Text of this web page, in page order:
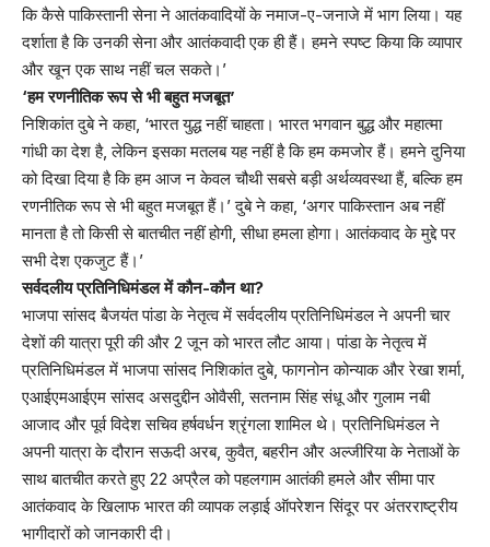
कि कैसे पाकिस्तानी सेना ने आतंकवादियों के नमाज-ए-जनाजे में भाग लिया। यह
दर्शाता है कि उनकी सेना और आतंकवादी एक ही हैं। हमने स्पष्ट किया कि व्यापार
और खून एक साथ नहीं चल सकते।’
‘हम रणनीतिक रूप से भी बहुत मजबूत’
निशिकांत दुबे ने कहा, ‘भारत युद्ध नहीं चाहता। भारत भगवान बुद्ध और महात्मा
गांधी का देश है, लेकिन इसका मतलब यह नहीं है कि हम कमजोर हैं। हमने दुनिया
को दिखा दिया है कि हम आज न केवल चौथी सबसे बड़ी अर्थव्यवस्था हैं, बल्कि हम
रणनीतिक रूप से भी बहुत मजबूत हैं।’ दुबे ने कहा, ‘अगर पाकिस्तान अब नहीं
मानता है तो किसी से बातचीत नहीं होगी, सीधा हमला होगा। आतंकवाद के मुद्दे पर
सभी देश एकजुट हैं।’
सर्वदलीय प्रतिनिधिमंडल में कौन-कौन था?
भाजपा सांसद बैजयंत पांडा के नेतृत्व में सर्वदलीय प्रतिनिधिमंडल ने अपनी चार
देशों की यात्रा पूरी की और 2 जून को भारत लौट आया। पांडा के नेतृत्व में
प्रतिनिधिमंडल में भाजपा सांसद निशिकांत दुबे, फागनोन कोन्याक और रेखा शर्मा,
एआईएमआईएम सांसद असदुद्दीन ओवैसी, सतनाम सिंह संधू और गुलाम नबी
आजाद और पूर्व विदेश सचिव हर्षवर्धन श्रृंगला शामिल थे। प्रतिनिधिमंडल ने
अपनी यात्रा के दौरान सऊदी अरब, कुवैत, बहरीन और अल्जीरिया के नेताओं के
साथ बातचीत करते हुए 22 अप्रैल को पहलगाम आतंकी हमले और सीमा पार
आतंकवाद के खिलाफ भारत की व्यापक लड़ाई ऑपरेशन सिंदूर पर अंतरराष्ट्रीय
भागीदारों को जानकारी दी।